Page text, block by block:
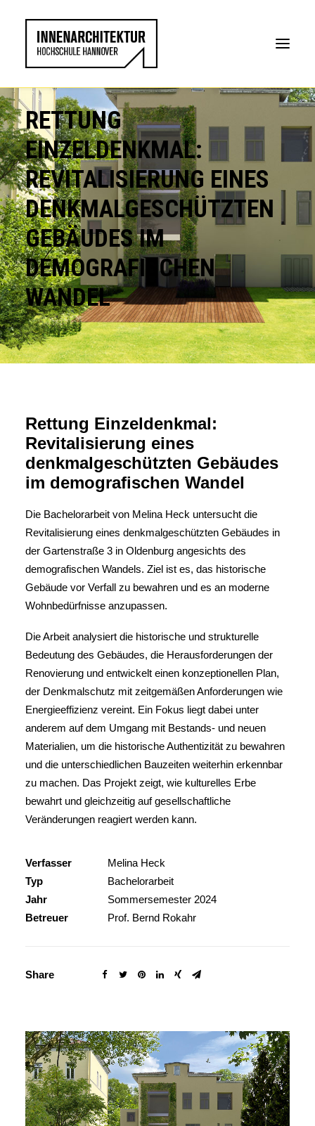
RETTUNG
EINZELDENKMAL:
REVITALISIERUNG EINES
DENKMALGESCHÜTZTEN
GEBÄUDES IM
DEMOGRAFISCHEN
WANDEL
Rettung Einzeldenkmal:
Revitalisierung eines
denkmalgeschützten Gebäudes
im demografischen Wandel
Die Bachelorarbeit von Melina Heck untersucht die
Revitalisierung eines denkmalgeschützten Gebäudes in
der Gartenstraße 3 in Oldenburg angesichts des
demografischen Wandels. Ziel ist es, das historische
Gebäude vor Verfall zu bewahren und es an moderne
Wohnbedürfnisse anzupassen.
Die Arbeit analysiert die historische und strukturelle
Bedeutung des Gebäudes, die Herausforderungen der
Renovierung und entwickelt einen konzeptionellen Plan,
der Denkmalschutz mit zeitgemäßen Anforderungen wie
Energieeffizienz vereint. Ein Fokus liegt dabei unter
anderem auf dem Umgang mit Bestands- und neuen
Materialien, um die historische Authentizität zu bewahren
und die unterschiedlichen Bauzeiten weiterhin erkennbar
zu machen. Das Projekt zeigt, wie kulturelles Erbe
bewahrt und gleichzeitig auf gesellschaftliche
Veränderungen reagiert werden kann.
Verfasser
Melina Heck
Typ
Bachelorarbeit
Jahr
Sommersemester 2024
Betreuer
Prof. Bernd Rokahr
Share